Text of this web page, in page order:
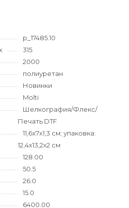
p_17485.10
315
2000
полиуретан
Новинки
Molti
Шелкография/Флекс/
Печать DTF
11,6x7x1,3 см; упаковка:
12,4x13,2x2 см
128.00
50.5
26.0
15.0
6400.00